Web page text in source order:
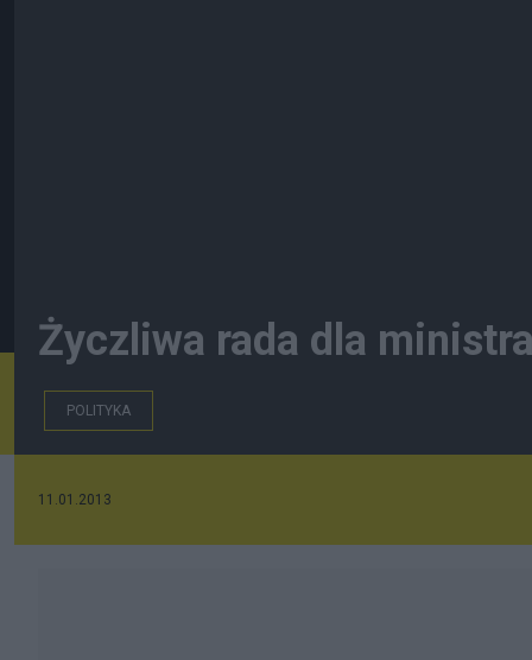
Życzliwa rada dla
POLITYKA
11.01.2013